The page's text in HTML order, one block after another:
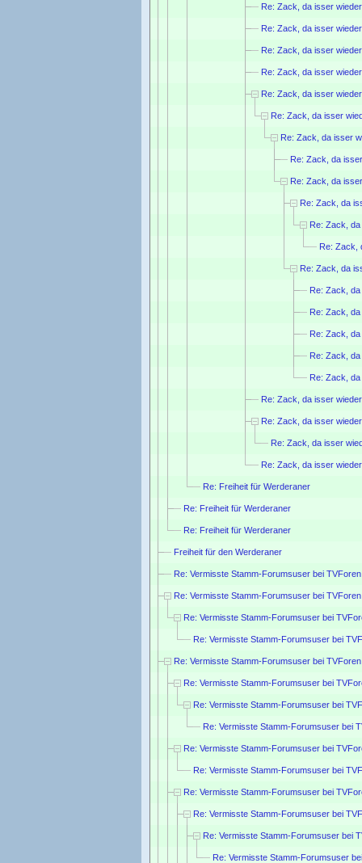
Re: Zack, da isser
Re: Zack, da isser
Re: Zack, da isser
Re: Zack, da isser
Re: Zack, da isser
Re: Zack, da isser
Re: Zack, da isser
Re: Zack, da
Re: Zack, da
Re: Zack, da
Re: Zack,
Re: Zack,
Re: Zack, da
Re: Zack,
Re: Zack,
Re: Zack,
Re: Zack,
Re: Zack,
Re: Zack, da isser
Re: Zack, da isser
Re: Zack, da isser
Re: Zack, da isser
Re: Freiheit für Werderaner
Re: Freiheit für Werderaner
Re: Freiheit für Werderaner
Freiheit für den Werderaner
Re: Vermisste Stamm-Forumsuser bei
Re: Vermisste Stamm-Forumsuser bei
Re: Vermisste Stamm-Forumsuser bei
Re: Vermisste Stamm-Forumsuser bei
Re: Vermisste Stamm-Forumsuser bei
Re: Vermisste Stamm-Forumsuser bei
Re: Vermisste Stamm-Forumsuser bei
Re: Vermisste Stamm-Forumsuser bei
Re: Vermisste Stamm-Forumsuser bei
Re: Vermisste Stamm-Forumsuser bei
Re: Vermisste Stamm-Forumsuser bei
Re: Vermisste Stamm-Forumsuser bei
Re: Vermisste Stamm-Forumsuser bei
Re: Vermisste Stamm-Forumsuser